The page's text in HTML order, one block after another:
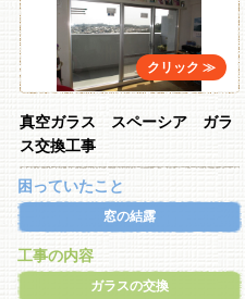
真空ガラス スペーシア ガラ
ス交換工事
困っていたこと
窓の結露
工事の内容
ガラスの交換